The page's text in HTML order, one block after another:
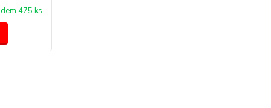
475 ks